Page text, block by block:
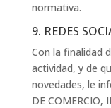
normativa.
9. REDES
Con la finalidad
actividad, y de
novedades, le
DE COMERCIO,